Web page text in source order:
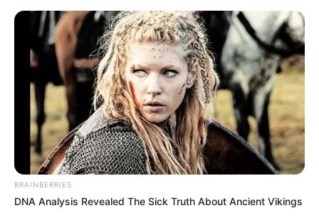
Weitere Schluchten in Deutschland:
Die schönsten und größten Schluchten und Klamme
n in Deutschland
Weg zur Landgrafenschlucht:
Hier kann dieRoute zu diesem Ausflugszielberechnet
BRAINBERRIES
DNA Analysis Revealed The Sick Truth About Ancient Vikings